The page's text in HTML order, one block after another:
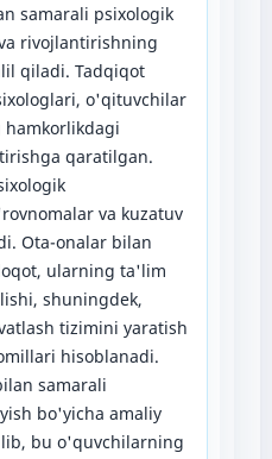
samarali psixologik
rivojlantirishning
qiladi. Tadqiqot
o'qituvchilar
qaratilgan.
va kuzatuv
Ota-onalar bilan
ularning ta'lim
shuningdek,
tizimini yaratish
hisoblanadi.
samarali
bo'yicha amaliy
bu o'quvchilarning